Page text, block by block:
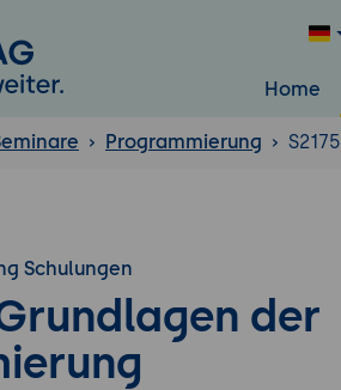
Home
Programmierung S2175
Schulungen
der